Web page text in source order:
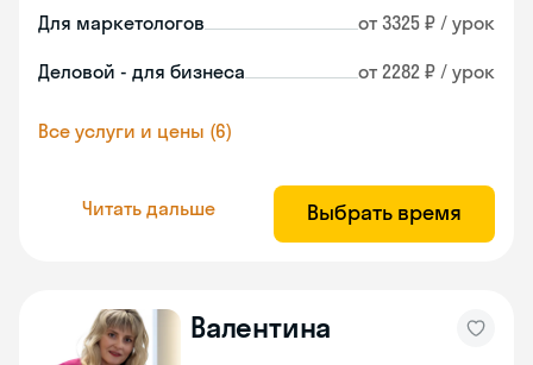
Для маркетологов от 3325 ₽ / урок
Деловой - для бизнеса от 2282 ₽ / урок
Все услуги и цены (6)
Читать дальше Выбрать время
Валентина